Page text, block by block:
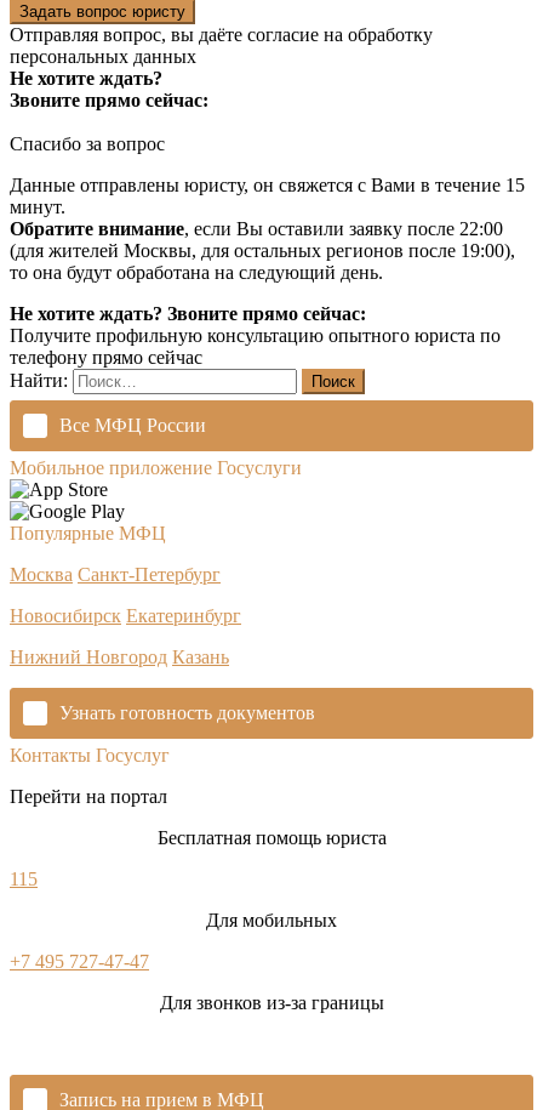
Задать вопрос юристу
Отправляя вопрос, вы даёте согласие на обработку
персональных данных
Не хотите ждать?
Звоните прямо сейчас:
Спасибо за вопрос
Данные отправлены юристу, он свяжется с Вами в течение 15
минут.
Обратите внимание, если Вы оставили заявку после 22:00
(для жителей Москвы, для остальных регионов после 19:00),
то она будут обработана на следующий день.
Не хотите ждать? Звоните прямо сейчас:
Получите профильную консультацию опытного юриста по
телефону прямо сейчас
Найти:
Все МФЦ России
Мобильное приложение Госуслуги
Популярные МФЦ
Москва Санкт-Петербург
Новосибирск Екатеринбург
Нижний Новгород Казань
Узнать готовность документов
Контакты Госуслуг
Перейти на портал
Бесплатная помощь юриста
115
Для мобильных
+7 495 727-47-47
Для звонков из-за границы
Запись на прием в МФЦ